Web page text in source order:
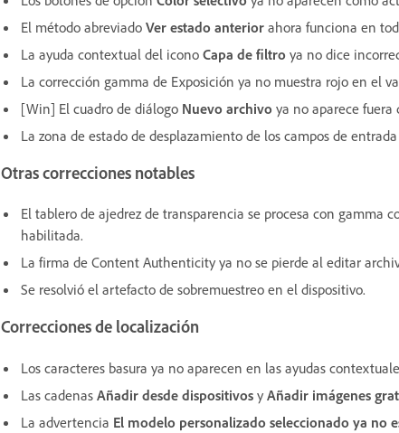
El método abreviado Ver estado anterior ahora funciona en
La ayuda contextual del icono Capa de filtro ya no dice
La corrección gamma de Exposición ya no muestra rojo en el
[Win] El cuadro de diálogo Nuevo archivo ya no aparece fuera
La zona de estado de desplazamiento de los campos de
Otras correcciones notables
El tablero de ajedrez de transparencia se procesa con gamma
habilitada.
La firma de Content Authenticity ya no se pierde al editar
Se resolvió el artefacto de sobremuestreo en el dispositivo.
Correcciones de localización
Los caracteres basura ya no aparecen en las ayudas
Las cadenas Añadir desde dispositivos y Añadir imágenes
La advertencia El modelo personalizado seleccionado ya no